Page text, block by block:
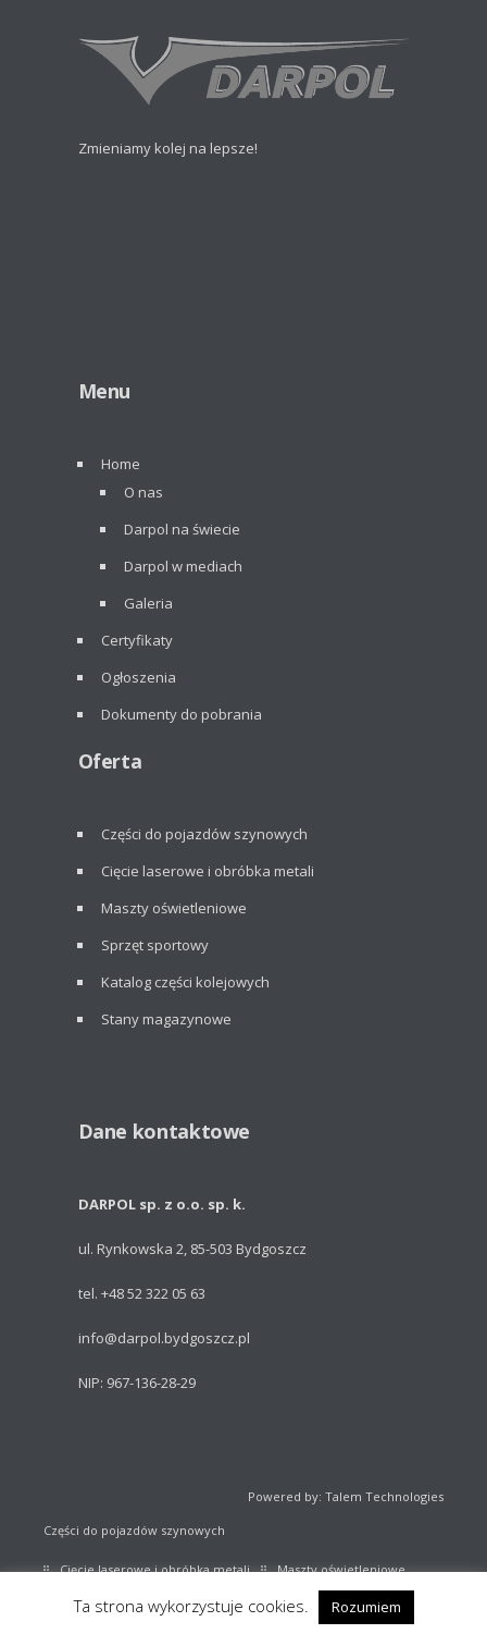
Zmieniamy kolej na lepsze!
Menu
Home
O nas
Darpol na świecie
Darpol w mediach
Galeria
Certyfikaty
Ogłoszenia
Dokumenty do pobrania
Oferta
Części do pojazdów szynowych
Cięcie laserowe i obróbka metali
Maszty oświetleniowe
Sprzęt sportowy
Katalog części kolejowych
Stany magazynowe
Dane kontaktowe
DARPOL sp. z o.o. sp. k.
ul. Rynkowska 2, 85-503 Bydgoszcz
tel. +48 52 322 05 63
info@darpol.bydgoszcz.pl
NIP: 967-136-28-29
Powered by: Talem Technologies
Części do pojazdów szynowych
Cięcie laserowe i obróbka metali Maszty oświetleniowe
Sprzęt sportowy Katalog części kolejowych
Ta strona wykorzystuje cookies. Rozumiem